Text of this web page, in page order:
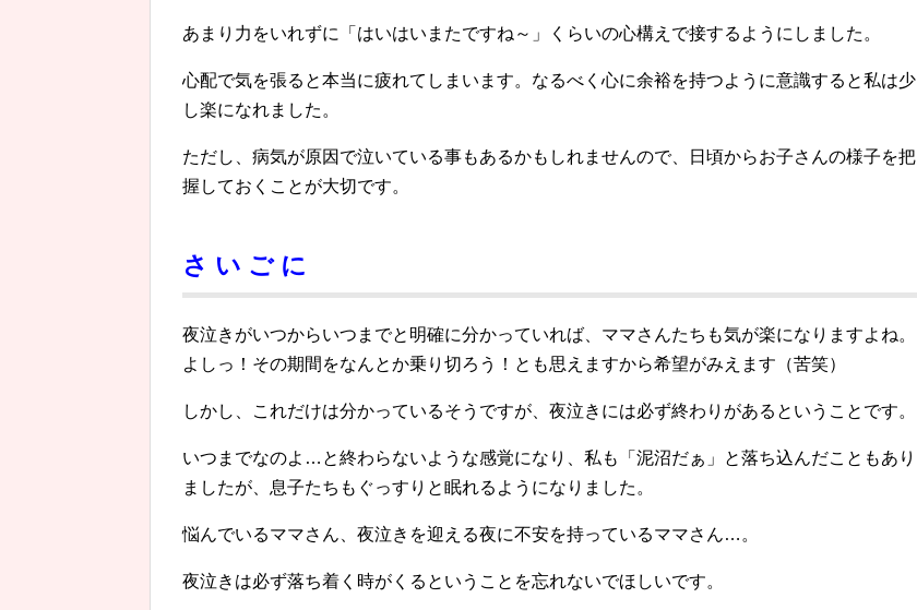
あまり力をいれずに「はいはいまたですね～」くらいの心構えで接するようにしました。
心配で気を張ると本当に疲れてしまいます。なるべく心に余裕を持つように意識すると私は少
し楽になれました。
ただし、病気が原因で泣いている事もあるかもしれませんので、日頃からお子さんの様子を把
握しておくことが大切です。
さ い ご に
夜泣きがいつからいつまでと明確に分かっていれば、ママさんたちも気が楽になりますよね。
よしっ！その期間をなんとか乗り切ろう！とも思えますから希望がみえます（苦笑）
しかし、これだけは分かっているそうですが、夜泣きには必ず終わりがあるということです。
いつまでなのよ…と終わらないような感覚になり、私も「泥沼だぁ」と落ち込んだこともあり
ましたが、息子たちもぐっすりと眠れるようになりました。
悩んでいるママさん、夜泣きを迎える夜に不安を持っているママさん…。
夜泣きは必ず落ち着く時がくるということを忘れないでほしいです。